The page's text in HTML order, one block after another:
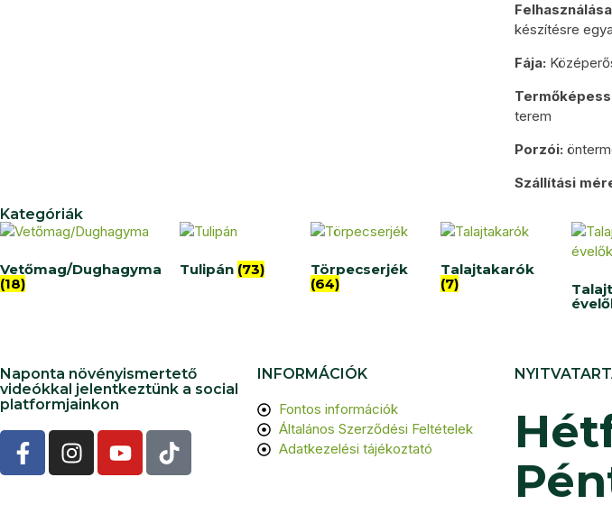
készítésre
Fája:
terem
Porzói:
Szállítási
Kategóriák
Vetőmag/Dughagyma
(18)
Tulipán (73)
Törpecserjék
(64)
Talajtakarók
(7)
Naponta növényismertető
videókkal jelentkeztünk a social
platformjainkon
INFORMÁCIÓK
Fontos információk
Általános Szerződési Feltételek
Adatkezelési tájékoztató